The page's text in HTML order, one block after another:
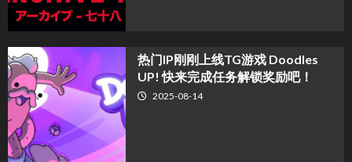
热门IP刚刚上线TG游戏 Doodles
UP! 快来完成任务解锁奖励吧！
2025-08-14